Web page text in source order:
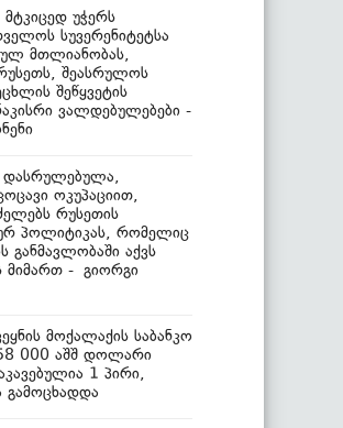
უჭერს
სუვერენიტეტსა
მთლიანობას,
შეასრულოს
შეწყვეტის
ვალდებულებები -
დასრულებულა,
ოკუპაციით,
რუსეთის
პოლიტიკას, რომელიც
განმავლობაში აქვს
მიმართ - გიორგი
მოქალაქის საბანკო
000 აშშ დოლარი
1 პირი,
გამოცხადდა